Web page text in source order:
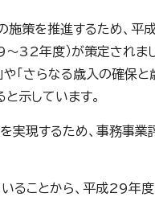
施策を推進するため、
～32年度）が策定され
や「さらなる歳入の確保
示しています。
実現するため、事務事
ることから、平成29年